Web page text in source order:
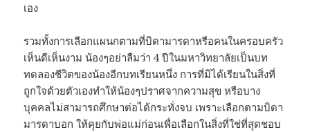
เอง
รวมทั้งการเลือกแผนกตามที่บิดามารดาหรือคนในครอบครัว
เห็นดีเห็นงาม น้องๆอย่าลืมว่า 4 ปีในมหาวิทยาลัยเป็นบท
ทดลองชีวิตของน้องอีกบทเรียนหนึ่ง การที่มิได้เรียนในสิ่งที่
ถูกใจด้วยตัวเองทำให้น้องๆปราศจากความสุข หรือบาง
บุคคลไม่สามารถศึกษาต่อได้กระทั่งจบ เพราะเลือกตามบิดา
มารดาบอก ให้คุยกับพ่อแม่ก่อนเพื่อเลือกในสิ่งที่ใช่ที่สุดชอบ